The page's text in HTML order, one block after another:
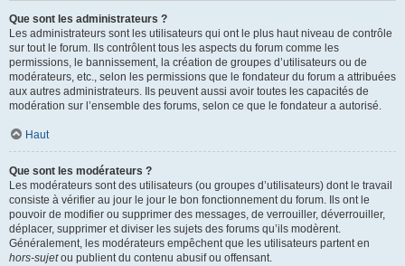
Que sont les administrateurs ?
Les administrateurs sont les utilisateurs qui ont le plus haut niveau de contrôle
sur tout le forum. Ils contrôlent tous les aspects du forum comme les
permissions, le bannissement, la création de groupes d’utilisateurs ou de
modérateurs, etc., selon les permissions que le fondateur du forum a attribuées
aux autres administrateurs. Ils peuvent aussi avoir toutes les capacités de
modération sur l’ensemble des forums, selon ce que le fondateur a autorisé.
Haut
Que sont les modérateurs ?
Les modérateurs sont des utilisateurs (ou groupes d’utilisateurs) dont le travail
consiste à vérifier au jour le jour le bon fonctionnement du forum. Ils ont le
pouvoir de modifier ou supprimer des messages, de verrouiller, déverrouiller,
déplacer, supprimer et diviser les sujets des forums qu’ils modèrent.
Généralement, les modérateurs empêchent que les utilisateurs partent en
hors-sujetou publient du contenu abusif ou offensant.